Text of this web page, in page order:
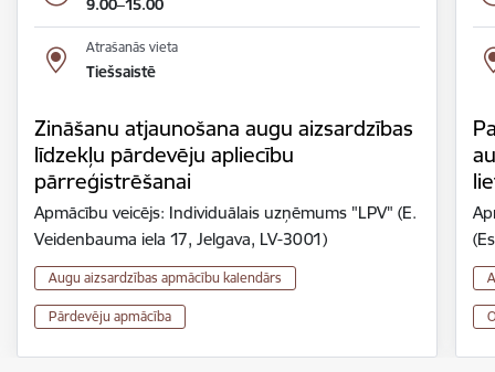
9.00–15.00
Atrašanās vieta
Tiešsaistē
Zināšanu atjaunošana augu aizsardzības
līdzekļu pārdevēju apliecību
pārreģistrēšanai
Apmācību veicējs: Individuālais uzņēmums "LPV" (E.
Veidenbauma iela 17, Jelgava, LV-3001)
Augu aizsardzības apmācību kalendārs
Pārdevēju apmācība